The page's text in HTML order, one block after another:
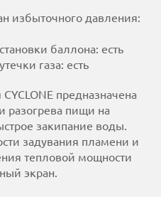
избыточного давления:
баллона: есть
газа: есть
предназначена
разогрева пищи на
закипание воды.
задувания пламени и
тепловой мощности
экран.